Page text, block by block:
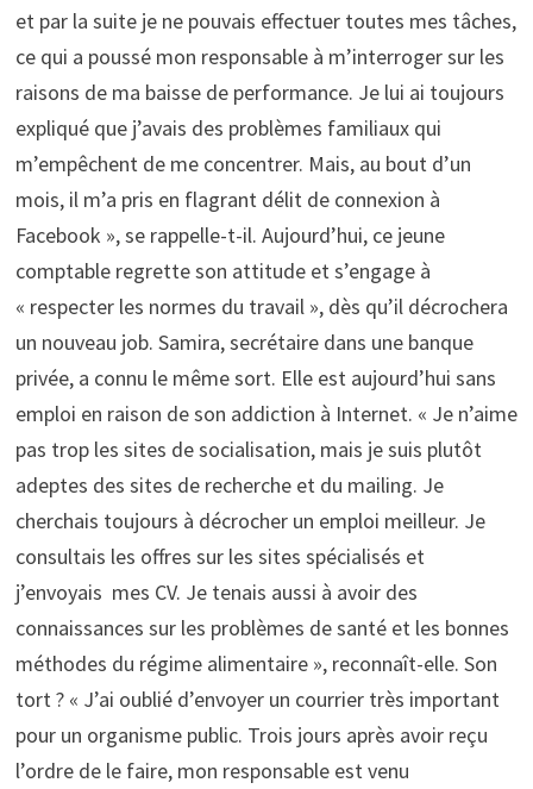
et par la suite je ne pouvais effectuer toutes mes tâches,
ce qui a poussé mon responsable à m’interroger sur les
raisons de ma baisse de performance. Je lui ai toujours
expliqué que j’avais des problèmes familiaux qui
m’empêchent de me concentrer. Mais, au bout d’un
mois, il m’a pris en flagrant délit de connexion à
Facebook », se rappelle-t-il. Aujourd’hui, ce jeune
comptable regrette son attitude et s’engage à
« respecter les normes du travail », dès qu’il décrochera
un nouveau job. Samira, secrétaire dans une banque
privée, a connu le même sort. Elle est aujourd’hui sans
emploi en raison de son addiction à Internet. « Je n’aime
pas trop les sites de socialisation, mais je suis plutôt
adeptes des sites de recherche et du mailing. Je
cherchais toujours à décrocher un emploi meilleur. Je
consultais les offres sur les sites spécialisés et
j’envoyais mes CV. Je tenais aussi à avoir des
connaissances sur les problèmes de santé et les bonnes
méthodes du régime alimentaire », reconnaît-elle. Son
tort ? « J’ai oublié d’envoyer un courrier très important
pour un organisme public. Trois jours après avoir reçu
l’ordre de le faire, mon responsable est venu